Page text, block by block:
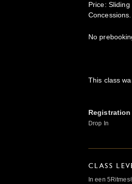
Price:
Concessions.
No
This class
Drop In
CLASS
In een